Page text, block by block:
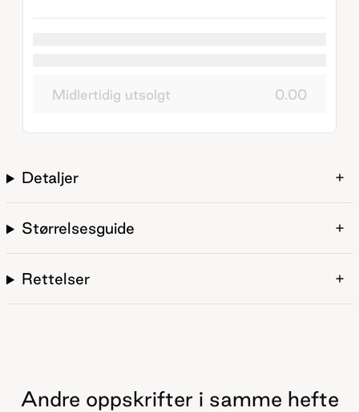
Midlertidig utsolgt 0.00
Detaljer
Størrelsesguide
Rettelser
Andre oppskrifter i samme hefte